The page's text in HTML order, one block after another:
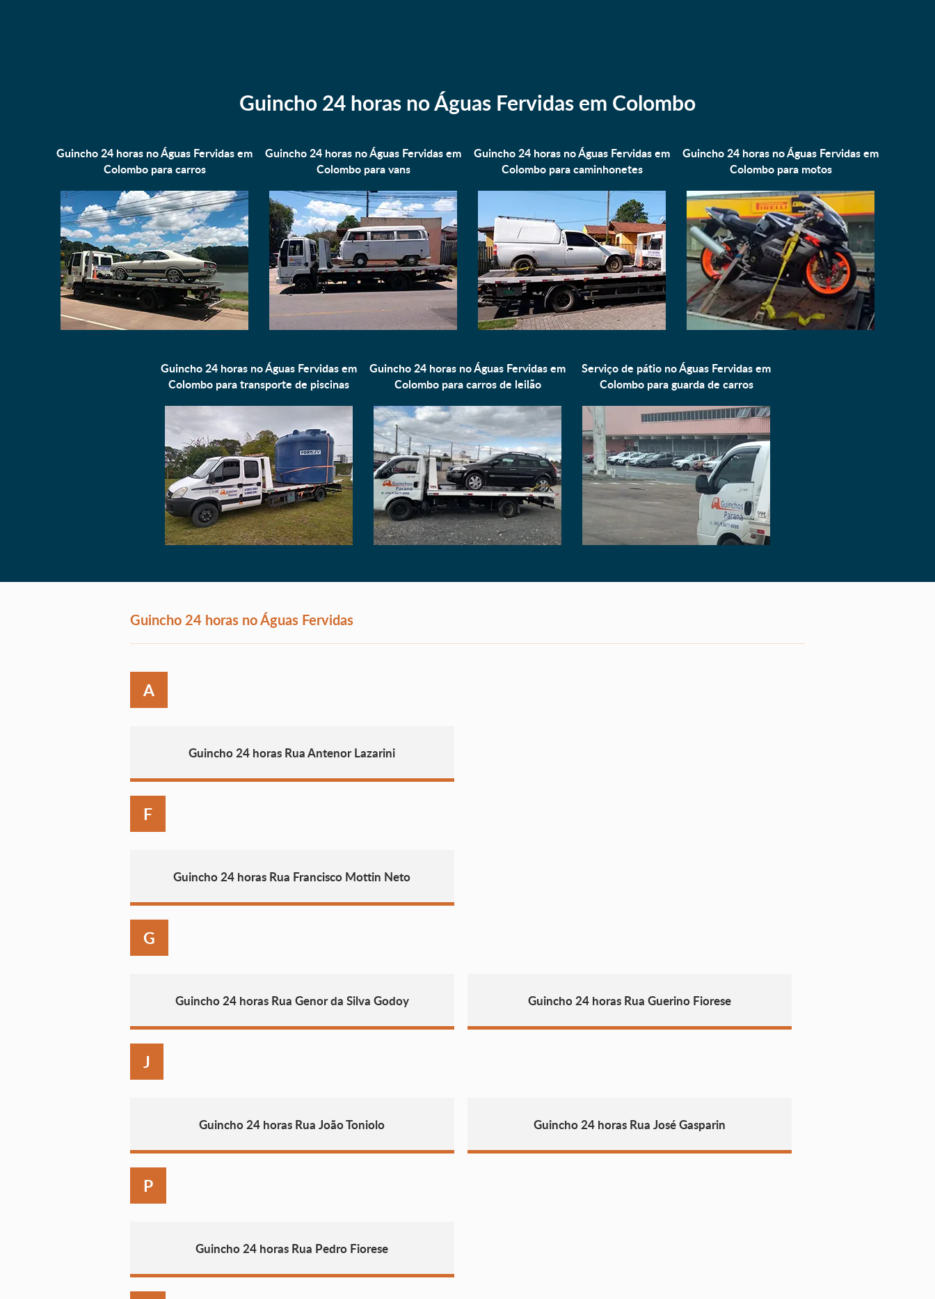
Guincho 24 horas no Águas Fervidas em Colombo
Guincho 24 horas no Águas Fervidas em
Colombo paracarros
Guincho 24 horas no Águas Fervidas em
Colombo paravans
Guincho 24 horas no Águas Fervidas em
Colombo paracaminhonetes
Guincho 24 horas no Águas Fervidas em
Colombo para motos
Guincho 24 horas no Águas Fervidas em
Colombo paratransporte de piscinas
Guincho 24 horas no Águas Fervidas em
Colombo paracarros de leilão
Serviço de pátio no Águas Fervidas em
Colombo paraguarda de carros
Guincho 24 horas no Águas Fervidas
A
Guincho 24 horas Rua Antenor Lazarini
F
Guincho 24 horas Rua Francisco Mottin Neto
G
Guincho 24 horas Rua Genor da Silva Godoy Guincho 24 horas Rua Guerino Fiorese
J
Guincho 24 horas Rua João Toniolo Guincho 24 horas Rua José Gasparin
P
Guincho 24 horas Rua Pedro Fiorese